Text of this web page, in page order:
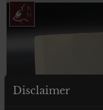
Disclaimer